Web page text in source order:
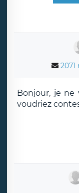
2071
Bonjour, je ne
voudriez